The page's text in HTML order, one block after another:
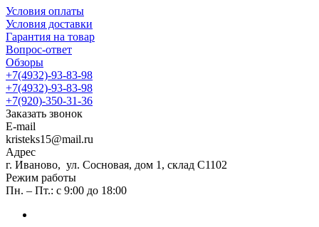
Условия оплаты
Условия доставки
Гарантия на товар
Вопрос-ответ
Обзоры
+7(4932)-93-83-98
+7(4932)-93-83-98
+7(920)-350-31-36
Заказать звонок
E-mail
kristeks15@mail.ru
Адрес
г. Иваново, ул. Сосновая, дом 1, склад С1102
Режим работы
Пн. – Пт.: с 9:00 до 18:00